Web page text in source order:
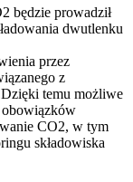
będzie prowadził
dwutlenku
przez
z
temu możliwe
obowiązków
CO2, w tym
składowiska